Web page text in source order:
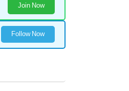
Join Now
Follow Now